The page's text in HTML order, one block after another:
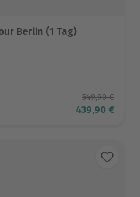
Berlin (1 Tag)
549,90 €
Aktueller
439,90 €